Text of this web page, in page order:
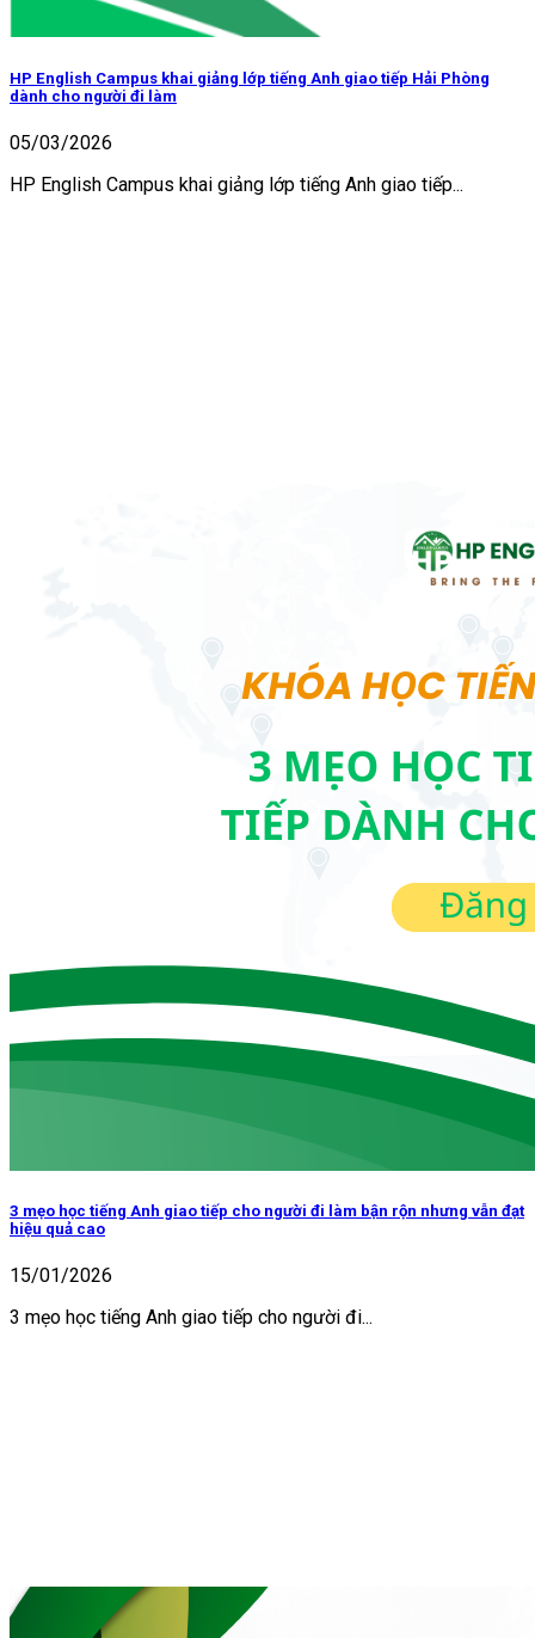
HP English Campus khai giảng lớp tiếng Anh giao tiếp Hải Phòng
dành cho người đi làm
05/03/2026
HP English Campus khai giảng lớp tiếng Anh giao tiếp...
3 mẹo học tiếng Anh giao tiếp cho người đi làm bận rộn nhưng vẫn đạt
hiệu quả cao
15/01/2026
3 mẹo học tiếng Anh giao tiếp cho người đi...